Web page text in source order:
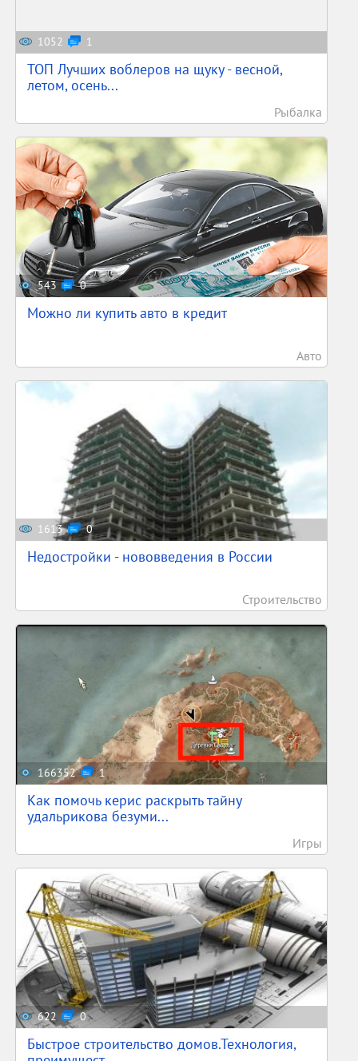
1052 1
ТОП Лучших воблеров на щуку - весной,
летом, осень...
Рыбалка
543 0
Можно ли купить авто в кредит
Авто
1613 0
Недостройки - нововведения в России
Строительство
166352 1
Как помочь керис раскрыть тайну
удальрикова безуми...
Игры
622 0
Быстрое строительство домов.Технология,